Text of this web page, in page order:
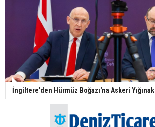
İngiltere'den Hürmüz Boğazı'na Askeri Yığınak